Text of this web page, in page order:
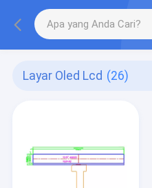
Layar Oled Lcd (26)